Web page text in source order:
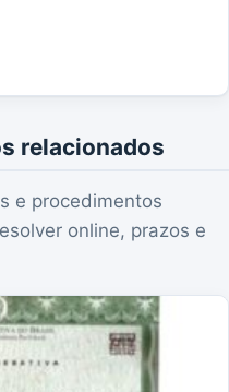
relacionados
e procedimentos
online, prazos e